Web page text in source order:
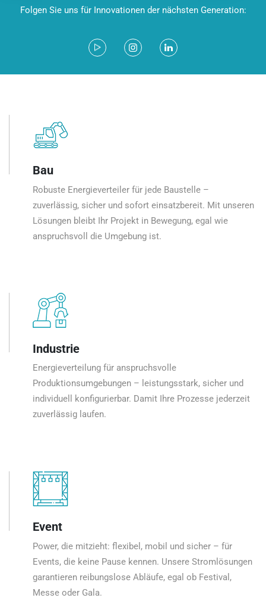
Folgen Sie uns für Innovationen der nächsten Generation:
Bau
Robuste Energieverteiler für jede Baustelle –
zuverlässig, sicher und sofort einsatzbereit. Mit unseren
Lösungen bleibt Ihr Projekt in Bewegung, egal wie
anspruchsvoll die Umgebung ist.
Industrie
Energieverteilung für anspruchsvolle
Produktionsumgebungen – leistungsstark, sicher und
individuell konfigurierbar. Damit Ihre Prozesse jederzeit
zuverlässig laufen.
Event
Power, die mitzieht: flexibel, mobil und sicher – für
Events, die keine Pause kennen. Unsere Stromlösungen
garantieren reibungslose Abläufe, egal ob Festival,
Messe oder Gala.